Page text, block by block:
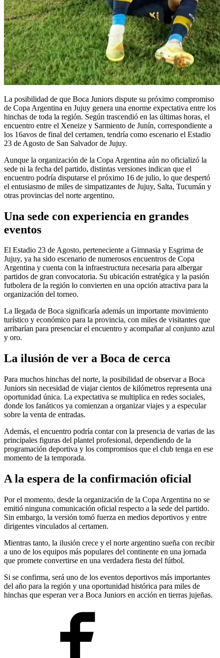
La posibilidad de que Boca Juniors dispute su próximo compromiso
de Copa Argentina en Jujuy genera una enorme expectativa entre los
hinchas de toda la región. Según trascendió en las últimas horas, el
encuentro entre el Xeneize y Sarmiento de Junín, correspondiente a
los 16avos de final del certamen, tendría como escenario el Estadio
23 de Agosto de San Salvador de Jujuy.
Aunque la organización de la Copa Argentina aún no oficializó la
sede ni la fecha del partido, distintas versiones indican que el
encuentro podría disputarse el próximo 16 de julio, lo que despertó
el entusiasmo de miles de simpatizantes de Jujuy, Salta, Tucumán y
otras provincias del norte argentino.
Una sede con experiencia en grandes
eventos
El Estadio 23 de Agosto, perteneciente a Gimnasia y Esgrima de
Jujuy, ya ha sido escenario de numerosos encuentros de Copa
Argentina y cuenta con la infraestructura necesaria para albergar
partidos de gran convocatoria. Su ubicación estratégica y la pasión
futbolera de la región lo convierten en una opción atractiva para la
organización del torneo.
La llegada de Boca significaría además un importante movimiento
turístico y económico para la provincia, con miles de visitantes que
arribarían para presenciar el encuentro y acompañar al conjunto azul
y oro.
La ilusión de ver a Boca de cerca
Para muchos hinchas del norte, la posibilidad de observar a Boca
Juniors sin necesidad de viajar cientos de kilómetros representa una
oportunidad única. La expectativa se multiplica en redes sociales,
donde los fanáticos ya comienzan a organizar viajes y a especular
sobre la venta de entradas.
Además, el encuentro podría contar con la presencia de varias de las
principales figuras del plantel profesional, dependiendo de la
programación deportiva y los compromisos que el club tenga en ese
momento de la temporada.
A la espera de la confirmación oficial
Por el momento, desde la organización de la Copa Argentina no se
emitió ninguna comunicación oficial respecto a la sede del partido.
Sin embargo, la versión tomó fuerza en medios deportivos y entre
dirigentes vinculados al certamen.
Mientras tanto, la ilusión crece y el norte argentino sueña con recibir
a uno de los equipos más populares del continente en una jornada
que promete convertirse en una verdadera fiesta del fútbol.
Si se confirma, será uno de los eventos deportivos más importantes
del año para la región y una oportunidad histórica para miles de
hinchas que esperan ver a Boca Juniors en acción en tierras jujeñas.